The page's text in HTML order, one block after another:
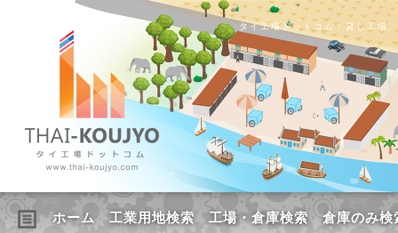
タイ工場ドットコム：貸し工場
ホーム 工業用地検索 工場・倉庫検索 倉庫のみ検